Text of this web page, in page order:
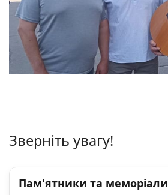
Зверніть увагу!
Пам'ятники та меморіали